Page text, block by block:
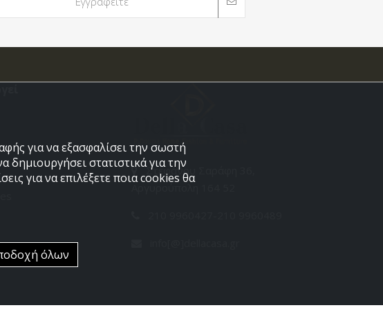
Στεφάνου Σαράφη 36,
για να εξασφαλίσει την σωστή
δημιουργήσει στατιστικά για την
για να επιλέξετε ποια cookies θα
όλων